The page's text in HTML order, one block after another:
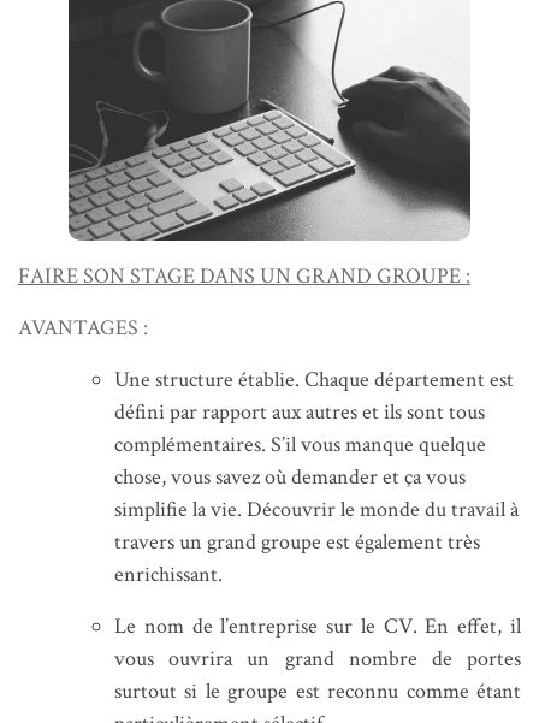
FAIRE SON STAGE DANS UN GRAND GROUPE :
AVANTAGES :
Une structure établie. Chaque département est
défini par rapport aux autres et ils sont tous
complémentaires. S’il vous manque quelque
chose, vous savez où demander et ça vous
simplifie la vie. Découvrir le monde du travail à
travers un grand groupe est également très
enrichissant.
Le nom de l’entreprise sur le CV. En effet, il
vous ouvrira un grand nombre de portes
surtout si le groupe est reconnu comme étant